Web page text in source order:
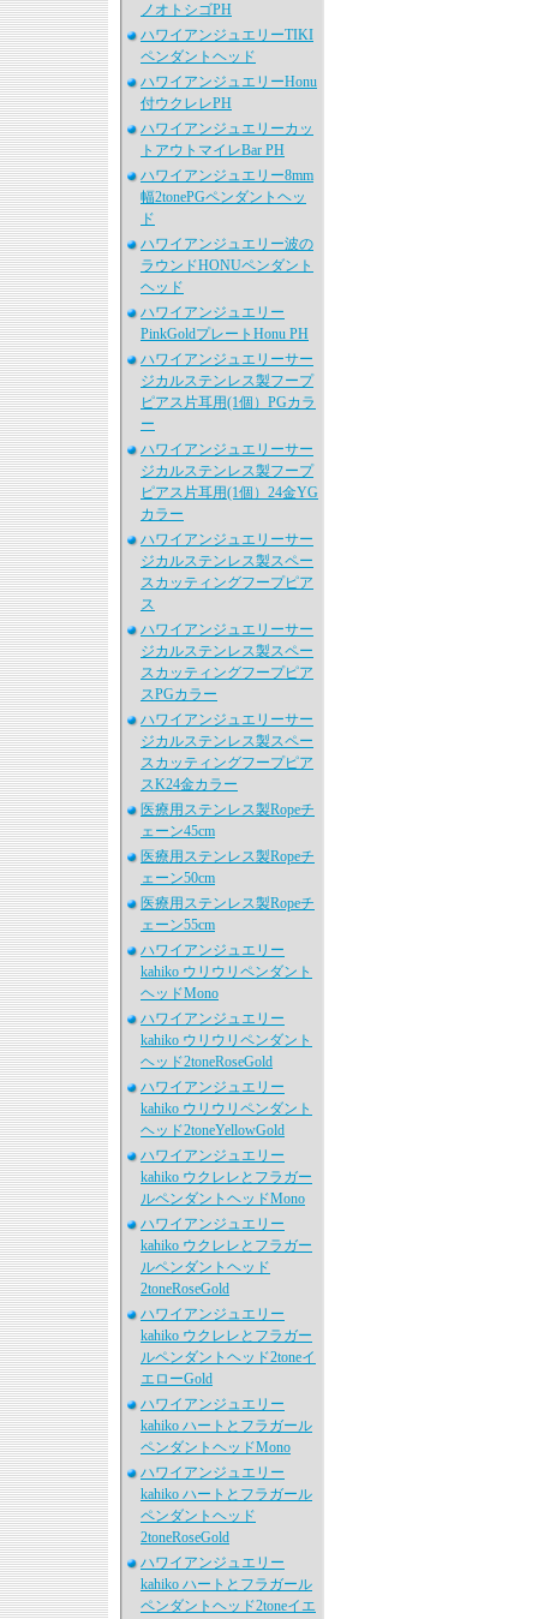
ノオトシゴPH
ハワイアンジュエリーTIKI
ペンダントヘッド
ハワイアンジュエリーHonu
付ウクレレPH
ハワイアンジュエリーカッ
トアウトマイレBar PH
ハワイアンジュエリー8mm
幅2tonePGペンダントヘッ
ド
ハワイアンジュエリー波の
ラウンドHONUペンダント
ヘッド
ハワイアンジュエリー
PinkGoldプレートHonu PH
ハワイアンジュエリーサー
ジカルステンレス製フープ
ピアス片耳用(1個）PGカラ
ー
ハワイアンジュエリーサー
ジカルステンレス製フープ
ピアス片耳用(1個）24金YG
カラー
ハワイアンジュエリーサー
ジカルステンレス製スペー
スカッティングフープピア
ス
ハワイアンジュエリーサー
ジカルステンレス製スペー
スカッティングフープピア
スPGカラー
ハワイアンジュエリーサー
ジカルステンレス製スペー
スカッティングフープピア
スK24金カラー
医療用ステンレス製Ropeチ
ェーン45cm
医療用ステンレス製Ropeチ
ェーン50cm
医療用ステンレス製Ropeチ
ェーン55cm
ハワイアンジュエリー
kahiko ウリウリペンダント
ヘッドMono
ハワイアンジュエリー
kahiko ウリウリペンダント
ヘッド2toneRoseGold
ハワイアンジュエリー
kahiko ウリウリペンダント
ヘッド2toneYellowGold
ハワイアンジュエリー
kahiko ウクレレとフラガー
ルペンダントヘッドMono
ハワイアンジュエリー
kahiko ウクレレとフラガー
ルペンダントヘッド
2toneRoseGold
ハワイアンジュエリー
kahiko ウクレレとフラガー
ルペンダントヘッド2toneイ
エローGold
ハワイアンジュエリー
kahiko ハートとフラガール
ペンダントヘッドMono
ハワイアンジュエリー
kahiko ハートとフラガール
ペンダントヘッド
2toneRoseGold
ハワイアンジュエリー
kahiko ハートとフラガール
ペンダントヘッド2toneイエ